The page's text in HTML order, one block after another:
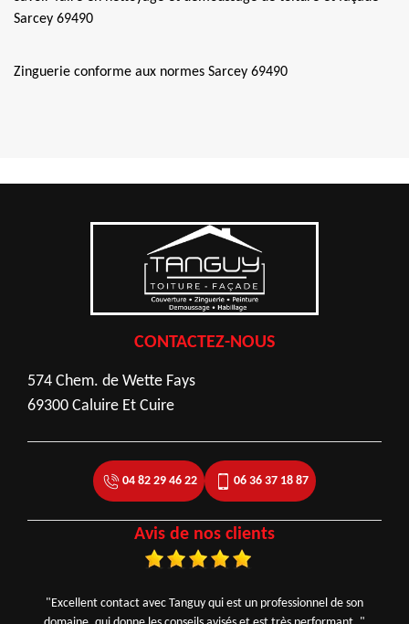
Sarcey 69490
Zinguerie conforme aux normes Sarcey 69490
CONTACTEZ-NOUS
574 Chem. de Wette Fays
69300 Caluire Et Cuire
04 82 29 46 22 06 36 37 18 87
Avis de nos clients
"Excellent contact avec Tanguy qui est un professionnel de son